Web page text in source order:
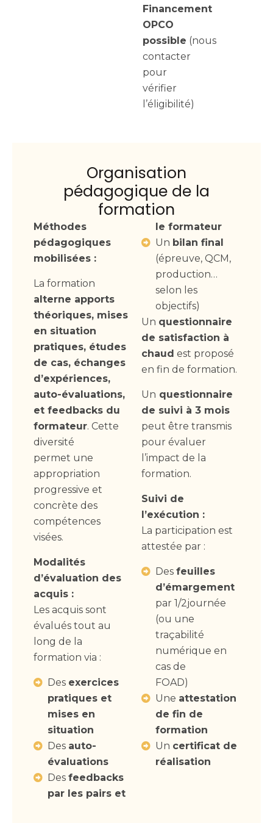
Financement
OPCO
possible (nous
contacter
pour
vérifier
l’éligibilité)
Organisation
pédagogique de la
formation
Méthodes
pédagogiques
mobilisées :
La formation
alterne apports
théoriques, mises
en situation
pratiques, études
de cas, échanges
d’expériences,
auto-évaluations,
et feedbacks du
formateur. Cette
diversité
permet une
appropriation
progressive et
concrète des
compétences
visées.
Modalités
d’évaluation des
acquis :
Les acquis sont
évalués tout au
long de la
formation via :
Des exercices
pratiques et
mises en
situation
Des auto-
évaluations
Des feedbacks
par les pairs et
le formateur
Un bilan final
(épreuve, QCM,
production…
selon les
objectifs)
Un questionnaire
de satisfaction à
chaud est proposé
en fin de formation.
Un questionnaire
de suivi à 3 mois
peut être transmis
pour évaluer
l’impact de la
formation.
Suivi de
l’exécution :
La participation est
attestée par :
Des feuilles
d’émargement
par 1/2journée
(ou une
traçabilité
numérique en
cas de
FOAD)
Une attestation
de fin de
formation
Un certificat de
réalisation